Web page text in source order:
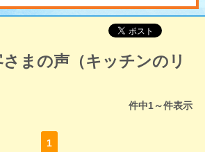
まの声（キッチンのリ
件中1～件表示
1